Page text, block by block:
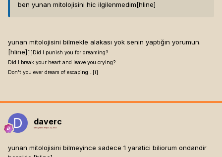
ben yunan mitolojisini hic ilgilenmedim[hline]
yunan mitolojisini bilmekle alakası yok senin yaptığın yorumun.
[hline] [i] Did I punish you for dreaming?
Did I break your heart and leave you crying?
Don't you ever dream of escaping...[i]
daverc
Mesaj tarihi: Mayıs 22, 2003
yunan mitolojisini bilmeyince sadece 1 yaratici biliorum ondandir